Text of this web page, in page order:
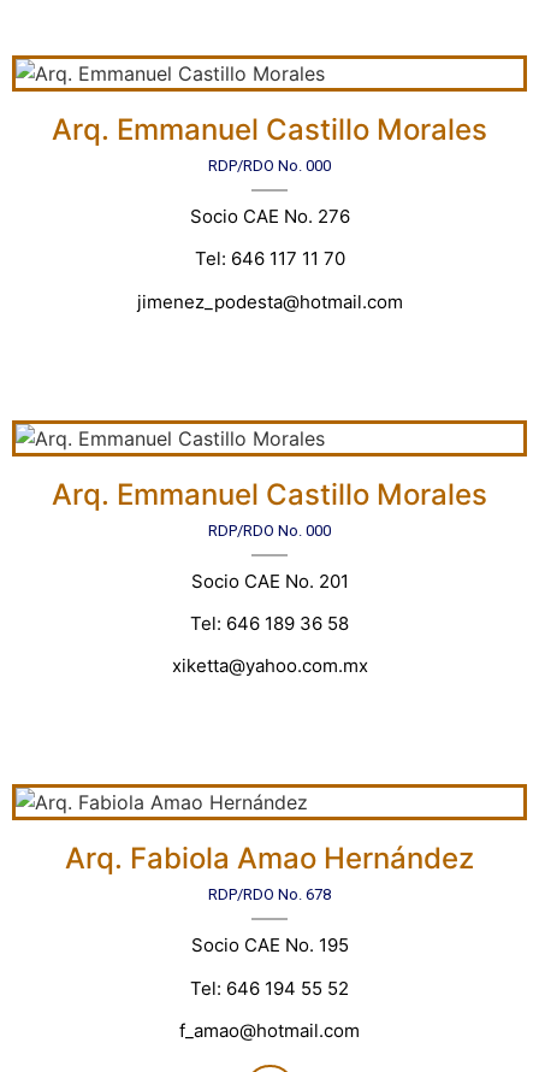
Arq. Emmanuel Castillo Morales
RDP/RDO No. 000
Socio CAE No. 276
Tel: 646 117 11 70
jimenez_podesta@hotmail.com
Arq. Emmanuel Castillo Morales
RDP/RDO No. 000
Socio CAE No. 201
Tel: 646 189 36 58
xiketta@yahoo.com.mx
Arq. Fabiola Amao Hernández
RDP/RDO No. 678
Socio CAE No. 195
Tel: 646 194 55 52
f_amao@hotmail.com